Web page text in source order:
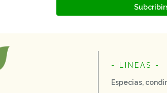
- LINEAS -
Especias,